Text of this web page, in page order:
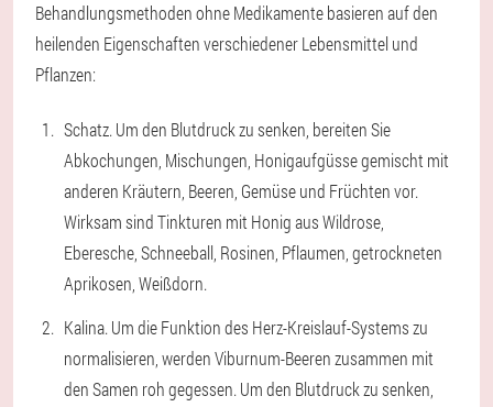
Behandlungsmethoden ohne Medikamente basieren auf den
heilenden Eigenschaften verschiedener Lebensmittel und
Pflanzen:
Schatz. Um den Blutdruck zu senken, bereiten Sie
Abkochungen, Mischungen, Honigaufgüsse gemischt mit
anderen Kräutern, Beeren, Gemüse und Früchten vor.
Wirksam sind Tinkturen mit Honig aus Wildrose,
Eberesche, Schneeball, Rosinen, Pflaumen, getrockneten
Aprikosen, Weißdorn.
Kalina. Um die Funktion des Herz-Kreislauf-Systems zu
normalisieren, werden Viburnum-Beeren zusammen mit
den Samen roh gegessen. Um den Blutdruck zu senken,